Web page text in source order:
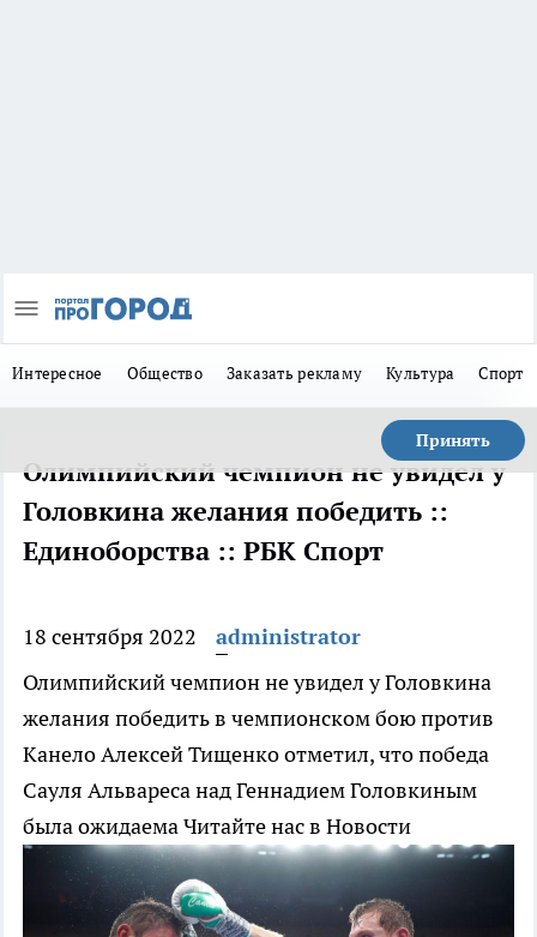
Интересное Общество Заказать рекламу Культура Спорт
Принять
Олимпийский чемпион не увидел у
Головкина желания победить ::
Единоборства :: РБК Спорт
18 сентября 2022
administrator
Олимпийский чемпион не увидел у Головкина
желания победить в чемпионском бою против
КанелоАлексей Тищенко отметил, что победа
Сауля Альвареса над Геннадием Головкиным
была ожидаемаЧитайте нас в Новости